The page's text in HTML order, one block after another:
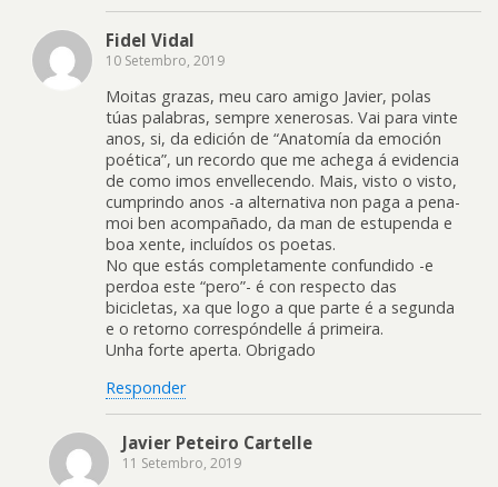
Fidel Vidal
10 Setembro, 2019
Moitas grazas, meu caro amigo Javier, polas
túas palabras, sempre xenerosas. Vai para vinte
anos, si, da edición de “Anatomía da emoción
poética”, un recordo que me achega á evidencia
de como imos envellecendo. Mais, visto o visto,
cumprindo anos -a alternativa non paga a pena-
moi ben acompañado, da man de estupenda e
boa xente, incluídos os poetas.
No que estás completamente confundido -e
perdoa este “pero”- é con respecto das
bicicletas, xa que logo a que parte é a segunda
e o retorno correspóndelle á primeira.
Unha forte aperta. Obrigado
Responder
Javier Peteiro Cartelle
11 Setembro, 2019